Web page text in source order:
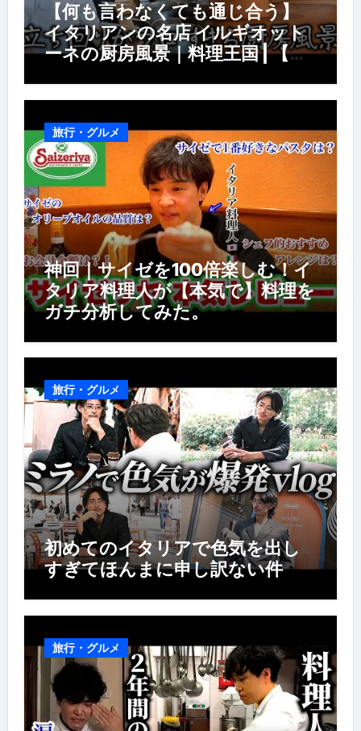
【何も言わなくても通じ合う】
イタリアンの名店 イルギオット
ーネの厨房風景｜料理王国 | 【厨
風景】
旅行・グルメ
神回｜サイゼを100倍楽しむ！イ
タリア料理人が【本気で】料理を
ガチ分析してみた。
旅行・グルメ
初めてのイタリアで色気を出し
すぎてほんまに申し訳ない件
旅行・グルメ